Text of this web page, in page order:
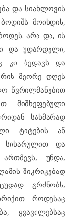
და სიახლოვის
მოიხდის,
არა და, ის
და უდარდელი,
კი ბედავს და
მეორე დღეს
წვრილმანებით
მიშხეფებული
სახმარად
ტიტების ან
სიხარულით და
უნდა,
შიკრიკებად
გრძნობს,
როდესაც
ყვავილებსაც